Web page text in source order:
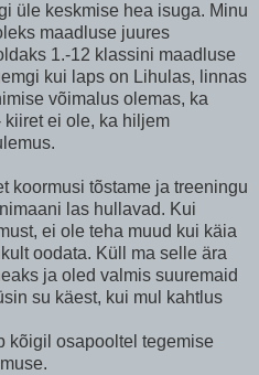
üle keskmise hea isuga. Minu
maadluse juures
1.-12 klassini maadluse
kui laps on Lihulas, linnas
võimalus olemas, ka
kiiret ei ole, ka hiljem
koormusi tõstame ja treeningu
las hullavad. Kui
ei ole teha muud kui käia
oodata. Küll ma selle ära
ja oled valmis suuremaid
su käest, kui mul kahtlus
kõigil osapooltel tegemise